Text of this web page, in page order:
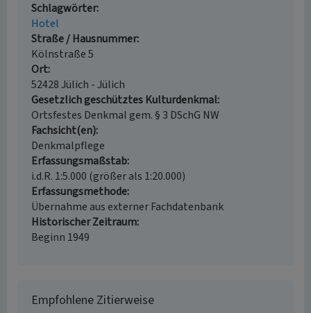
Schlagwörter
Hotel
Straße / Hausnummer
Kölnstraße 5
Ort
52428 Jülich - Jülich
Gesetzlich geschütztes Kulturdenkmal
Ortsfestes Denkmal gem. § 3 DSchG NW
Fachsicht(en)
Denkmalpflege
Erfassungsmaßstab
i.d.R. 1:5.000 (größer als 1:20.000)
Erfassungsmethode
Übernahme aus externer Fachdatenbank
Historischer Zeitraum
Beginn 1949
Empfohlene Zitierweise